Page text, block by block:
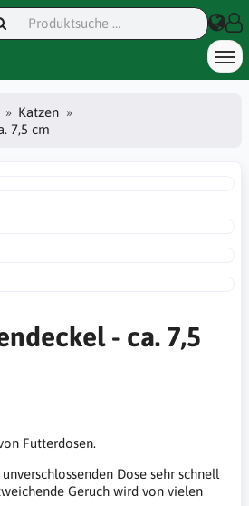
Katzen
7,5 cm
- ca. 7,5
Futterdosen.
Dose sehr schnell
Geruch wird von vielen